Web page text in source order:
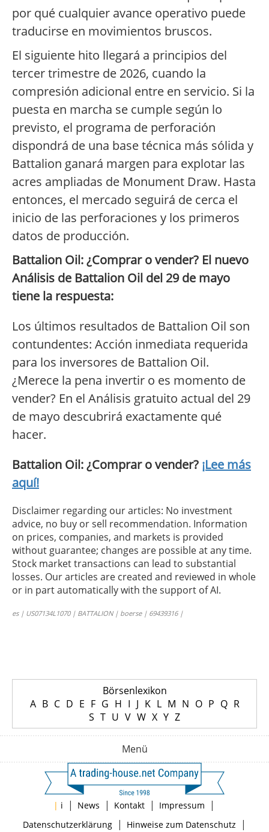
por qué cualquier avance operativo puede
traducirse en movimientos bruscos.
El siguiente hito llegará a principios del
tercer trimestre de 2026, cuando la
compresión adicional entre en servicio. Si la
puesta en marcha se cumple según lo
previsto, el programa de perforación
dispondrá de una base técnica más sólida y
Battalion ganará margen para explotar las
acres ampliadas de Monument Draw. Hasta
entonces, el mercado seguirá de cerca el
inicio de las perforaciones y los primeros
datos de producción.
Battalion Oil: ¿Comprar o vender? El nuevo
Análisis de Battalion Oil del 29 de mayo
tiene la respuesta:
Los últimos resultados de Battalion Oil son
contundentes: Acción inmediata requerida
para los inversores de Battalion Oil.
¿Merece la pena invertir o es momento de
vender? En el Análisis gratuito actual del 29
de mayo descubrirá exactamente qué
hacer.
Battalion Oil: ¿Comprar o vender? ¡Lee más
aquí!
Disclaimer regarding our articles: No investment
advice, no buy or sell recommendation. Information
on prices, companies, and markets is provided
without guarantee; changes are possible at any time.
Stock market transactions can lead to substantial
losses. Our articles are created and reviewed in whole
or in part automatically with the support of AI.
es | US07134L1070 | BATTALION | boerse | 69439316 |
Börsenlexikon
A B C D E F G H I J K L M N O P Q R
S T U V W X Y Z
Menü
| i | News | Kontakt | Impressum |
Datenschutzerklärung| Hinweise zum Datenschutz |